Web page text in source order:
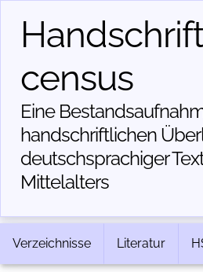
census
Eine
handschriftlichen
deutschsprachiger
Mittelalters
Verzeichnisse Literatur